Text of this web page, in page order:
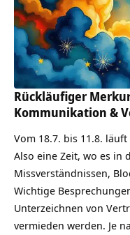
Rückläufiger
Kommunikation &
Vom 18.7. bis 11.8.
Also eine Zeit, wo es in
Missverständnissen,
Wichtige
Unterzeichnen von
vermieden werden. Je